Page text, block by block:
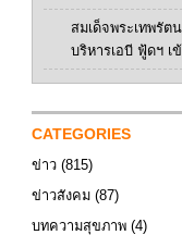
สมเด็จพระเทพรั
บริหารเอบี ฟู้ดฯ เ
CATEGORIES
ข่าว (815)
ข่าวสังคม (87)
บทความสุขภาพ (4)